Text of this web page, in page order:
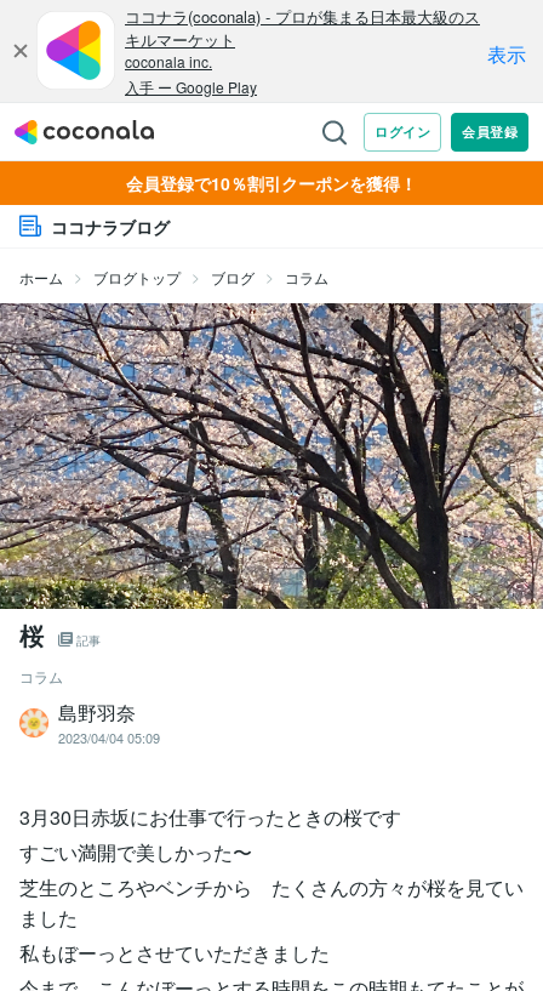
会員登録で10％割引クーポンを獲得！
ココナラブログ
ホーム ブログトップ ブログ コラム
桜 記事
コラム
島野羽奈
2023/04/04 05:09
3月30日赤坂にお仕事で行ったときの桜です
すごい満開で美しかった〜
芝生のところやベンチから たくさんの方々が桜を見てい
ました
私もぼーっとさせていただきました